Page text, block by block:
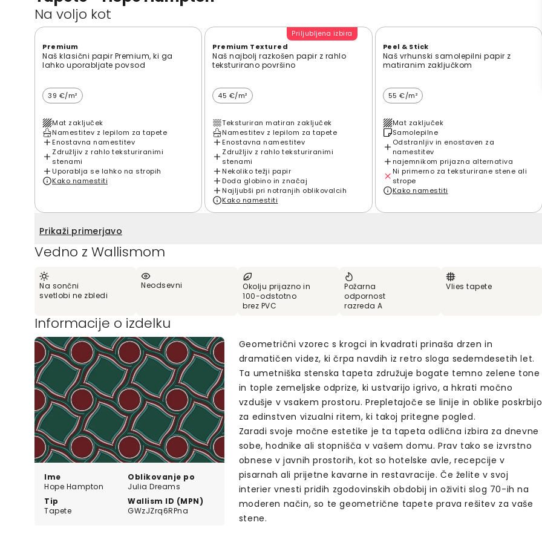
Na voljo kot
Premium
Naš klasični papir Premium, ki ga
lahko uporabljate povsod
39 €/m²
Mat zaključek
Namestitev z lepilom za tapete
Enostavna namestitev
Združljiv z rahlo teksturiranimi
stenami
Uporablja se lahko na stropih
Kako namestiti
Priljubljena izbira
Premium Textured
Naš najbolj razkošen papir z rahlo
teksturirano površino
45 €/m²
Teksturiran matiran zaključek
Namestitev z lepilom za tapete
Enostavna namestitev
Združljiv z rahlo teksturiranimi
stenami
Nekoliko težji papir
Doda globino in značaj
Najljubši pri notranjih oblikovalcih
Kako namestiti
Peel & Stick
Naš vrhunski samolepilni papir z
matiranim zaključkom
55 €/m²
Mat zaključek
Samolepilne
Odstranljiv in enostaven za
namestitev
najemnikom prijazna alternativa
Ni primerno za teksturirane stene ali
strope
Kako namestiti
Prikaži primerjavo
Vedno z Wallismom
Na sončni
svetlobi ne zbledi
Neodsevni
Okolju prijazno in
100-odstotno
brez PVC
Požarna
odpornost
razreda A
Vlies tapete
Informacije o izdelku
Ime
Hope Hampton
Oblikovanje po
Julia Dreams
Tip
Tapete
Wallism ID (MPN)
GWzJZrq6RPna
Geometrični vzorec s krogci in kvadrati prinaša drzen in
dramatičen videz, ki črpa navdih iz retro sloga sedemdesetih let.
Ta umetniška stenska tapeta združuje bogate temno zelene tone
in tople zemeljske odprize, ki ustvarijo igrivo, a hkrati močno
vzdušje v vsakem prostoru. Prepletajoče se linije in oblike poskrbijo
za edinstven vizualni ritem, ki takoj pritegne pogled.
Zaradi svoje močne estetike je ta tapeta odlična izbira za dnevne
sobe, hodnike ali stopnišča v vašem domu. Prav tako se izvrstno
obnese v javnih prostorih, kot so hotelske avle, recepcije v
pisarnah ali prijetne kavarne in restavracije. Če želite v svoj
interier vnesti pridih zgodovinskih obdobij in oživiti slog 70-ih na
moderen način, so te geometrične tapete prava rešitev za vaše
stene.